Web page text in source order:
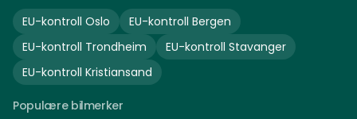
EU-kontroll Oslo EU-kontroll Bergen
EU-kontroll Trondheim EU-kontroll Stavanger
EU-kontroll Kristiansand
Populære bilmerker